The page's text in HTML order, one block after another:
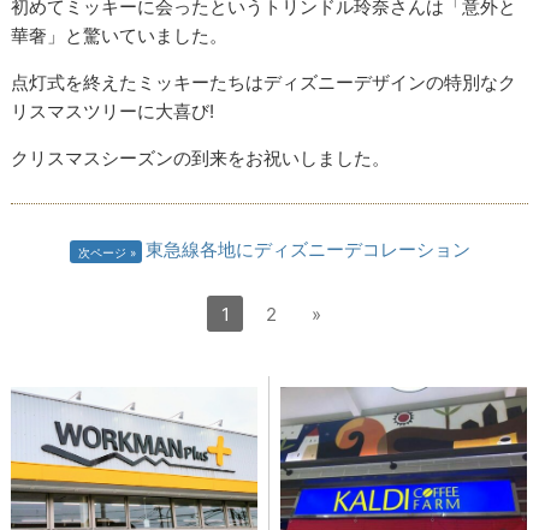
初めてミッキーに会ったというトリンドル玲奈さんは「意外と
華奢」と驚いていました。
点灯式を終えたミッキーたちはディズニーデザインの特別なク
リスマスツリーに大喜び!
クリスマスシーズンの到来をお祝いしました。
次ページ 東急線各地にディズニーデコレーション
1 2 »